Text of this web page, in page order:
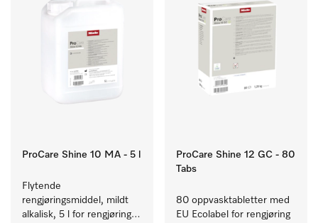
ProCare Shine 10 MA - 5 l
Flytende
rengjøringsmiddel, mildt
alkalisk, 5 l for rengjøring
ProCare Shine 12 GC - 80
Tabs
80 oppvasktabletter med
EU Ecolabel for rengjøring